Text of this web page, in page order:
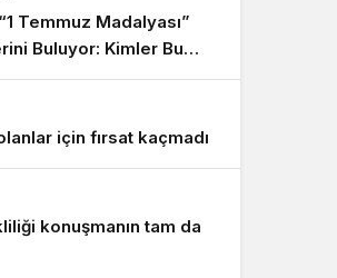
Temmuz Madalyası”
Buluyor: Kimler Bu
Görüldü?
için fırsat kaçmadı
konuşmanın tam da